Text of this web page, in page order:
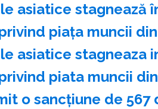
asiatice stagnează
piaţa muncii
asiatice stagneaza
piata muncii
o sancţiune de